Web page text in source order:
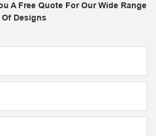
A Free Quote For Our Wide Range
Of Designs